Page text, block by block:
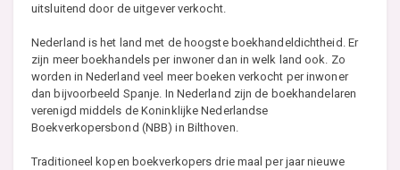
uitsluitend door de uitgever verkocht.
Nederland is het land met de hoogste boekhandeldichtheid. Er
zijn meer boekhandels per inwoner dan in welk land ook. Zo
worden in Nederland veel meer boeken verkocht per inwoner
dan bijvoorbeeld Spanje. In Nederland zijn de boekhandelaren
verenigd middels de Koninklijke Nederlandse
Boekverkopersbond (NBB) in Bilthoven.
Traditioneel kopen boekverkopers drie maal per jaar nieuwe